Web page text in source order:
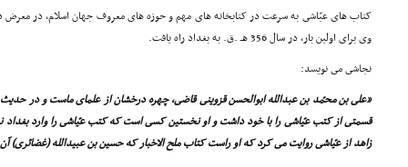
کتاب هاى عیّاشى به سرعت در کتابخانه هاى مهم و حوزه هاى معروف جهان اسلام، در معرض
وى براى اولین بار، در سال 356 هـ .ق. به بغداد راه یافت.
نجاشى مى نویسد:
قسمتى از کتب عیّاشى را با خود داشت و او نخستین کسى است که کتب عیّاشى را وارد بغداد
زاهد از عیّاشى روایت مى کرد که او راست کتاب ملح الاخبار که حسین بن عبیدالله (غضائرى)